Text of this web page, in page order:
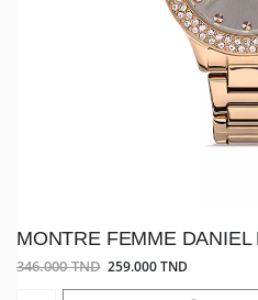
MONTRE FEMME
346.000 TND 259.000 TND